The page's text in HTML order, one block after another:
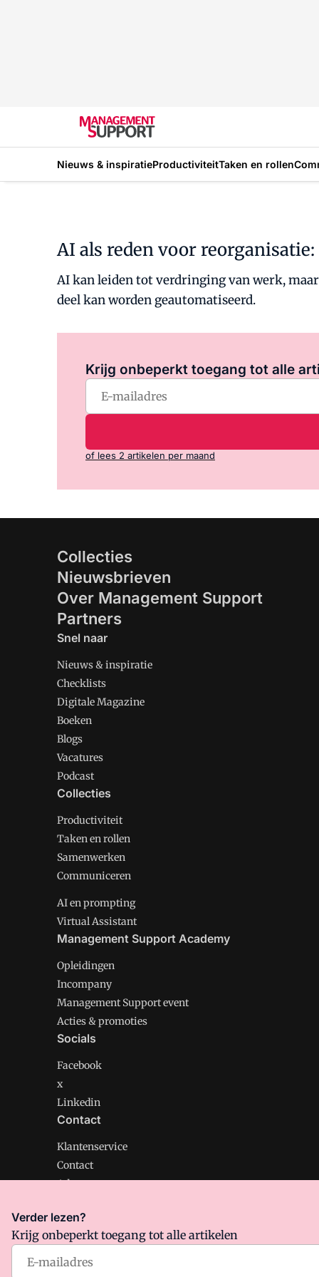
Nieuws & inspiratieProductiviteitTaken en rollen
AI als reden voor
AI kan leiden tot verdringing van werk,
deel kan worden geautomatiseerd.
Krijg onbeperkt toegang tot alle
of lees 2 artikelen per maand
Collecties
Nieuwsbrieven
Over Management Support
Partners
Snel naar
Nieuws & inspiratie
Checklists
Digitale Magazine
Boeken
Blogs
Vacatures
Podcast
Collecties
Productiviteit
Taken en rollen
Samenwerken
Communiceren
AI en prompting
Virtual Assistant
Management Support Academy
Opleidingen
Incompany
Management Support event
Acties & promoties
Socials
Facebook
x
Linkedin
Contact
Klantenservice
Contact
Adverteren
Management Support is onderdeel van VMN media.
Algemene Voorwaarden
Verder lezen?
Krijg onbeperkt toegang tot alle artikelen